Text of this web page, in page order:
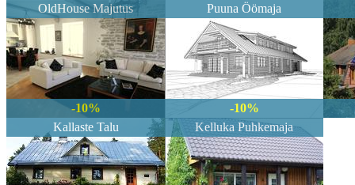
Pärna Guesthouse & Apartment
Broneeritud 04.08.2026 17:45
Tõnise Talu Puhkemajad
Broneeritud 04.08.2026 17:38
Tõnise Talu Puhkemajad
Broneeritud 04.08.2026 17:38
Tõnise Talu Puhkemajad
OldHouse Majutus
-10%
Puuna Öömaja
-10%
Kallaste Talu
Kelluka Puhkemaja